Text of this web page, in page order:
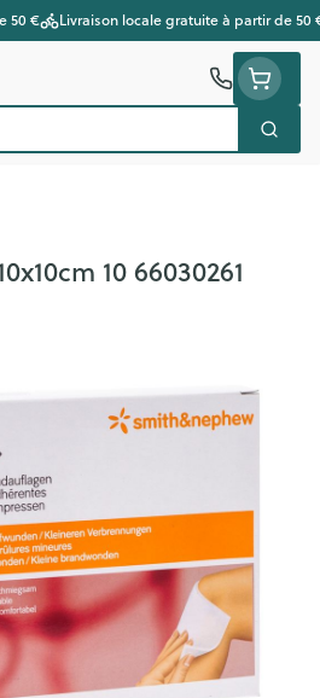
50 € Livraison locale gratuite à partir de 50
10 66030261